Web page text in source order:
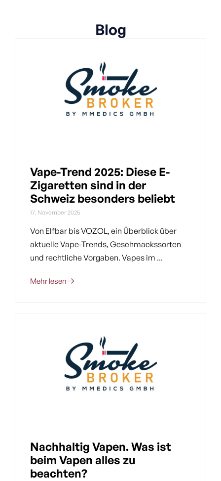
Blog
Vape-Trend 2025: Diese E-
Zigaretten sind in der
Schweiz besonders beliebt
17. November 2025
Von Elfbar bis VOZOL, ein Überblick über
aktuelle Vape-Trends, Geschmackssorten
und rechtliche Vorgaben. Vapes im ...
Mehr lesen
Nachhaltig Vapen. Was ist
beim Vapen alles zu
beachten?